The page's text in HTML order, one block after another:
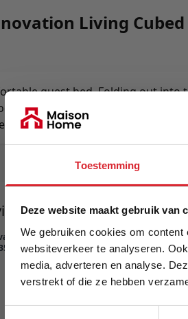
Toestemming
Deze website maakt gebruik van
We gebruiken cookies om
websiteverkeer te analyseren.
media, adverteren en analyse.
verstrekt of die ze hebben
Living Cubed
guest bed. Folding out into
making the sofa small and
for expanding your office or
Living